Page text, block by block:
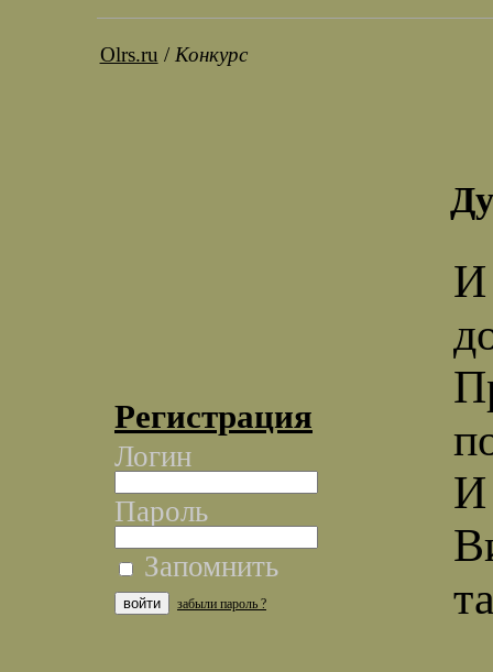
Olrs.ru / Конкурс
Регистрация
Логин
Пароль
Запомнить
забыли пароль ?
И
И